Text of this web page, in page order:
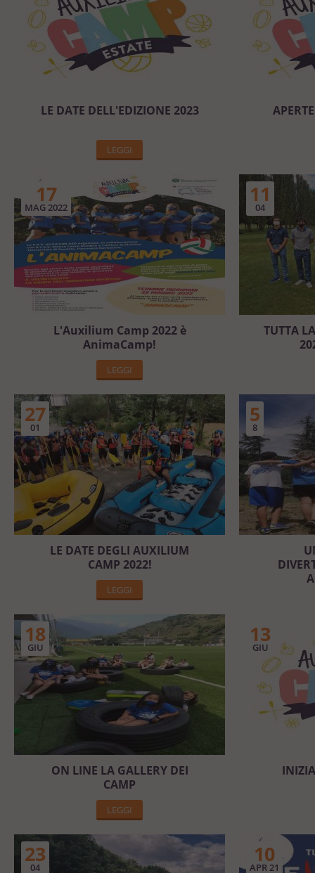
LE DATE DELL'EDIZIONE 2023
LEGGI
17
MAG 2022
L'Auxilium Camp 2022 è
AnimaCamp!
LEGGI
11
04
TUTTA
27
01
LE DATE DEGLI AUXILIUM
CAMP 2022!
LEGGI
5
8
18
GIU
ON LINE LA GALLERY DEI
CAMP
LEGGI
13
GIU
23
04
10
APR 21